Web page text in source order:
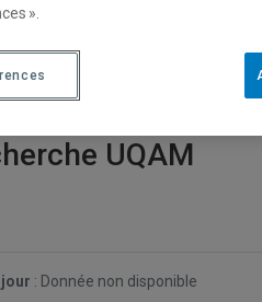
UQAM
: Donnée non disponible
».